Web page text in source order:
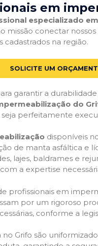
em
especializado
missão conectar
cadastrados na região.
SOLICITE UM
garantir a
do
perfeitamente
disponíveis
de manta asfáltica e
lajes, baldrames e
a expertise
profissionais em
por um rigoroso
conforme a
Grifo são